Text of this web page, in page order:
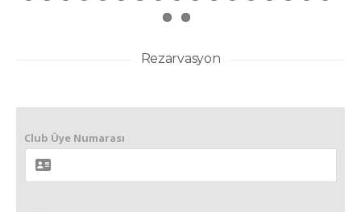
Rezarvasyon
Club Üye Numarası